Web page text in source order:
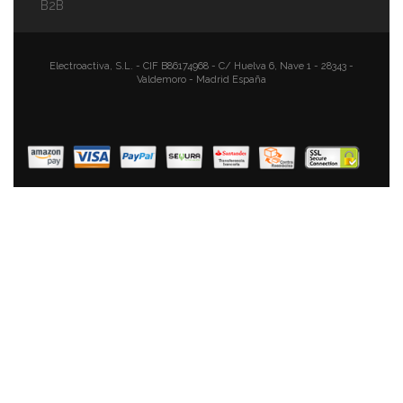
Juego 3 Sartenes 18-20-24 Cm, Inducción,
Antiadherente Libre De PFOA, Limpieza Lavavajillas
AÑADIR AL CARRITO
B2B
Electroactiva, S.L. - CIF B86174968 - C/ Huelva 6, Nave 1 - 28343 -
Valdemoro - Madrid España